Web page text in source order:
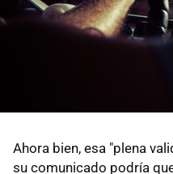
Ahora bien, esa "plena
su comunicado podría